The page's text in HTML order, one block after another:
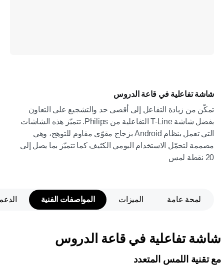
شاشة تفاعلية في قاعة الدروس
تمكّن من زيادة التفاعل إلى أقصى حد والتشجيع على التعاون
بفضل شاشة T-Line التفاعلية من Philips. تتميّز هذه الشاشات
التي تعمل بنظام Android بزجاج مقوّى مقاوم للتوهج، وهي
مصممة لتحمّل الاستخدام اليومي الكثيف كما تتميّز بما يصل إلى
20 نقطة لمس
لمحة عامة الميزات المواصفات الفنية
شاشة تفاعلية في قاعة الدروس
مع تقنية اللمس المتعدد